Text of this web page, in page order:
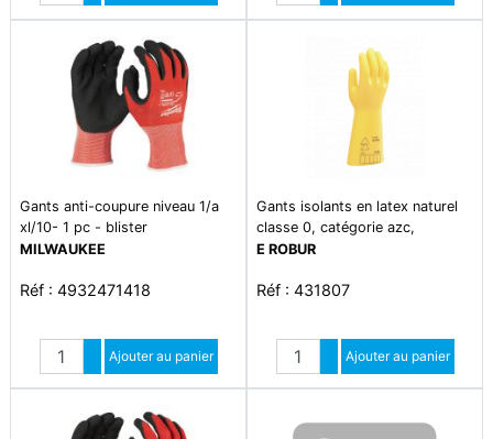
Diminuer quantité
Diminuer quantité
Gants anti-coupure niveau 1/a
xl/10- 1 pc - blister
MILWAUKEE
Réf : 4932471418
Quantité
Augmenter quantité
Diminuer quantité
Ajouter au panier
Gants isolants en latex naturel
classe 0, catégorie azc,
épaisseur maximum 1.0 mm,
E ROBUR
Réf : 431807
Quantité
Augmenter quantité
Diminuer quantité
Ajouter au panier